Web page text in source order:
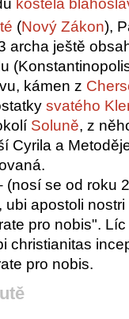
kostela
(Nový Zákon),
archa ještě
kámen z
svatého
Soluně, z
Cyrila a
(nosí se od roku
apostoli
pro nobis".
christianitas
pro nobis.